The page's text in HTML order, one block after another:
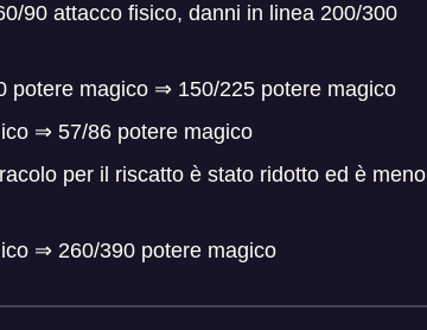
90 attacco fisico, danni in linea 200/300
potere magico ⇒ 150/225 potere magico
⇒ 57/86 potere magico
per il riscatto è stato ridotto ed è meno
⇒ 260/390 potere magico